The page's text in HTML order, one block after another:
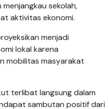
sekolah,
aktivitas ekonomi.
menjadi
lokal karena
mobilitas masyarakat
terlibat langsung dalam
sambutan positif dari